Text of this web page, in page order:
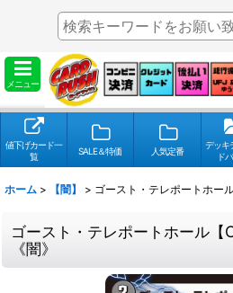
メニュー
値下げカード一
覧
SALE＆特価 人気定番
デッキ
ド
ホーム > 【闇】 > ゴースト・テレポートホー
ゴースト・テレポートホール
《闇》